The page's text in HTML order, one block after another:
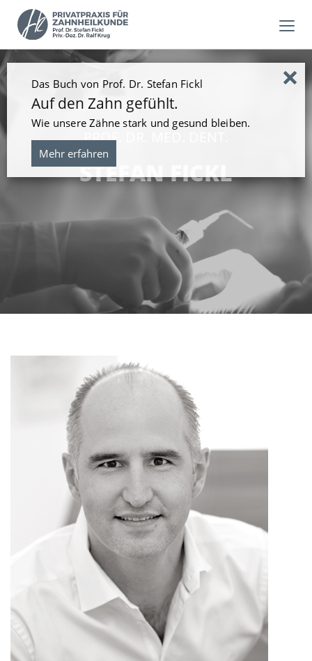
PROF. DR. MED. DENT.
STEFAN FICKL
×
Das Buch von Prof. Dr. Stefan Fickl
Auf den Zahn gefühlt.
Wie unsere Zähne stark und gesund bleiben.
Mehr erfahren